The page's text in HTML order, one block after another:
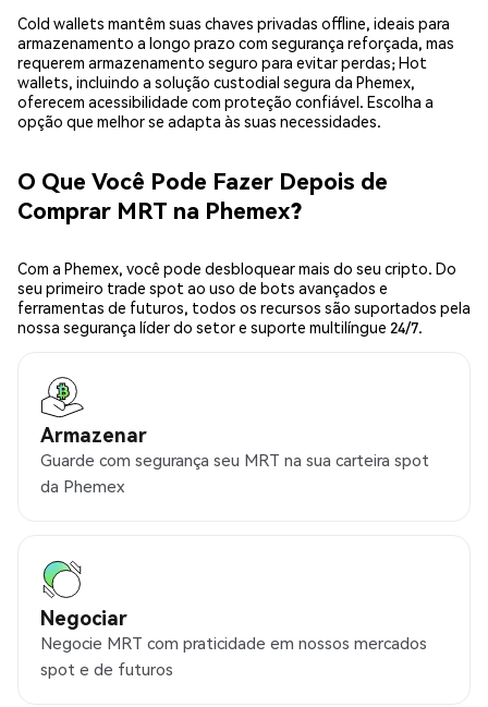
Cold wallets mantêm suas chaves privadas offline, ideais para
armazenamento a longo prazo com segurança reforçada, mas
requerem armazenamento seguro para evitar perdas; Hot
wallets, incluindo a solução custodial segura da Phemex,
oferecem acessibilidade com proteção confiável. Escolha a
opção que melhor se adapta às suas necessidades.
O Que Você Pode Fazer Depois de
Comprar MRT na Phemex?
Com a Phemex, você pode desbloquear mais do seu cripto. Do
seu primeiro trade spot ao uso de bots avançados e
ferramentas de futuros, todos os recursos são suportados pela
nossa segurança líder do setor e suporte multilíngue 24/7.
Armazenar
Guarde com segurança seu MRT na sua carteira spot
da Phemex
Negociar
Negocie MRT com praticidade em nossos mercados
spot e de futuros